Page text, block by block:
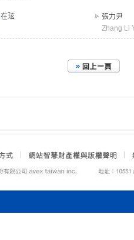
在玹
張力尹
Zhang Li